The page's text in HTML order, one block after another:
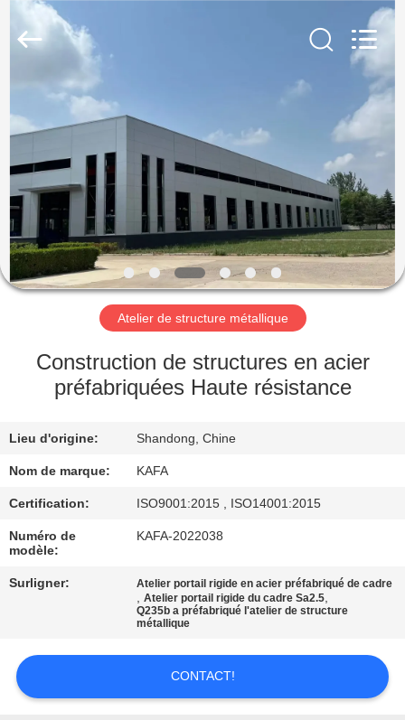
ACCUEIL
PRODUITS
VIDÉOS
SPECTACLE
DE
RÉALITÉ
VIRTUELLE
PROPOS
DE
NOUS
VISITE
DE
CONTRÔLE
QUALITÉ
Fabrication
Atelier de structure métallique
Construction de structures en acier
préfabriquées Haute résistance
Lieu d'origine: Shandong, Chine
Nom de marque: KAFA
Certification: ISO9001:2015 , ISO14001:2015
Numéro de
modèle:
KAFA-2022038
Surligner: Atelier portail rigide en acier préfabriqué de cadre
,Atelier portail rigide du cadre Sa2.5,
Q235b a préfabriqué l'atelier de structure
métallique
CONTACT!